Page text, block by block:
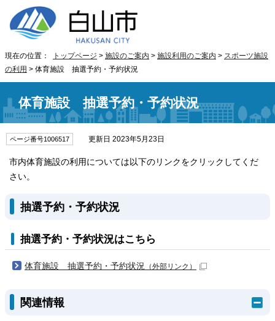
現在の位置： トップページ > 施設のご案内 > 施設利用のご案内 > スポーツ施設
の利用 > 体育施設 抽選予約・予約状況
体育施設 抽選予約・予約状況
ページ番号1006517 更新日 2023年5月23日
市内体育施設の利用については以下のリンクをクリックしてくだ
さい。
抽選予約・予約状況
抽選予約・予約状況はこちら
体育施設 抽選予約・予約状況 （外部リンク）
関連情報